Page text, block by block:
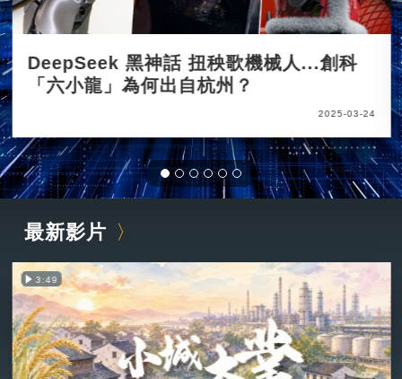
DeepSeek 黑神話 扭秧歌機械人...創科
「六小龍」為何出自杭州？
2025-03-24
最新影片
3:49